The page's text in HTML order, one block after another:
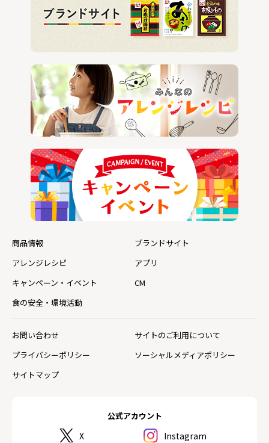
公式アカウント
X Instagram
商品情報
ブランドサイト
アレンジレシピ
アプリ
キャンペーン・イベント
CM
食の安全・環境活動
お問い合わせ
サイトのご利用について
プライバシーポリシー
ソーシャルメディアポリシー
サイトマップ